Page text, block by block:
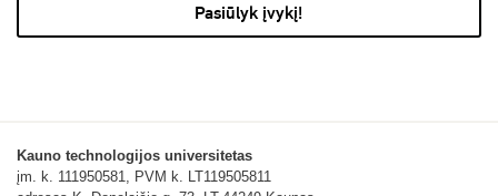
Pasiūlyk įvykį!
Kauno technologijos universitetas
įm. k. 111950581, PVM k. LT119505811